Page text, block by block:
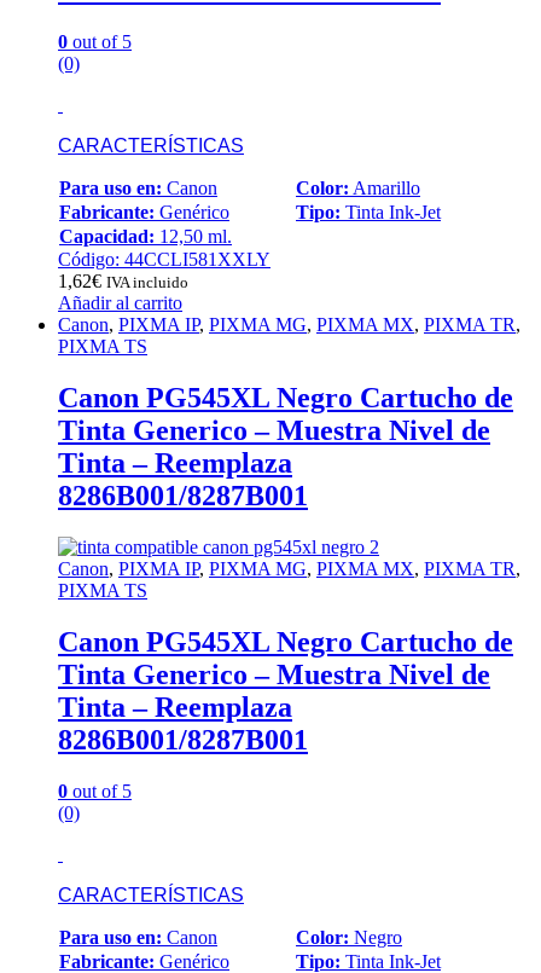
0 out of 5
(0)
CARACTERÍSTICAS
Para uso en: Canon Color: Amarillo
Fabricante: Genérico Tipo: Tinta Ink-Jet
Capacidad: 12,50 ml.
Código: 44CCLI581XXLY
1,62€ IVA incluido
Añadir al carrito
Canon, PIXMA IP, PIXMA MG, PIXMA MX, PIXMA TR,
PIXMA TS
Canon PG545XL Negro Cartucho de
Tinta Generico – Muestra Nivel de
Tinta – Reemplaza
8286B001/8287B001
Canon, PIXMA IP, PIXMA MG, PIXMA MX, PIXMA TR,
PIXMA TS
Canon PG545XL Negro Cartucho de
Tinta Generico – Muestra Nivel de
Tinta – Reemplaza
8286B001/8287B001
0 out of 5
(0)
CARACTERÍSTICAS
Para uso en: Canon Color: Negro
Fabricante: Genérico Tipo: Tinta Ink-Jet